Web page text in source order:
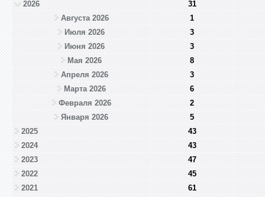
2026
31
Августа 2026
1
Июля 2026
3
Июня 2026
3
Мая 2026
8
Апреля 2026
3
Марта 2026
6
Февраля 2026
2
Января 2026
5
2025
43
2024
43
2023
47
2022
45
2021
61